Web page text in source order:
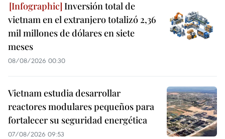
Inversión total de
vietnam en el extranjero totalizó 2,36
mil millones de dólares en siete
meses
08/08/2026 00:30
Vietnam estudia desarrollar
reactores modulares pequeños para
fortalecer su seguridad energética
07/08/2026 09:53